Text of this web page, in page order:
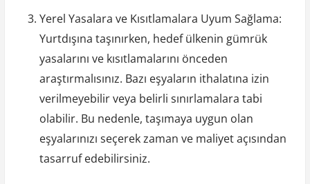
Yerel Yasalara ve Kısıtlamalara Uyum Sağlama:
Yurtdışına taşınırken, hedef ülkenin gümrük
yasalarını ve kısıtlamalarını önceden
araştırmalısınız. Bazı eşyaların ithalatına izin
verilmeyebilir veya belirli sınırlamalara tabi
olabilir. Bu nedenle, taşımaya uygun olan
eşyalarınızı seçerek zaman ve maliyet açısından
tasarruf edebilirsiniz.